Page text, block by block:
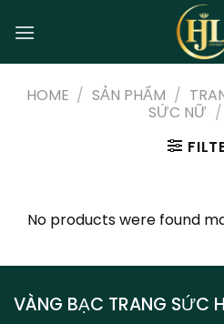
HOME / SẢN PHẨM /
SỨC NỮ /
No products were found
VÀNG BẠC TRANG SỨC